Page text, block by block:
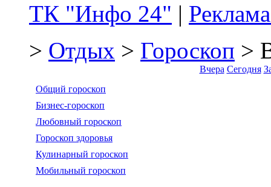
ТК "Инфо 24" |
> Отдых > Гороскоп >
Вчера Сегодня
Общий гороскоп
Бизнес-гороскоп
Любовный гороскоп
Гороскоп здоровья
Кулинарный гороскоп
Мобильный гороскоп